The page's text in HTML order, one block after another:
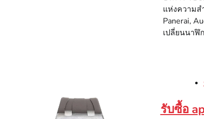
แห่งความส
Panerai,
เปลี่ยนนาฬิ
รับซื้อ